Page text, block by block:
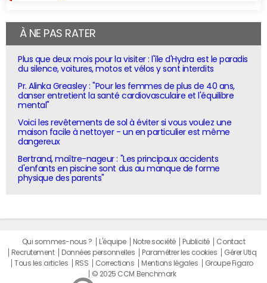
À NE PAS RATER
Plus que deux mois pour la visiter : l'île d'Hydra est le paradis
du silence, voitures, motos et vélos y sont interdits
Pr. Alinka Greasley : "Pour les femmes de plus de 40 ans,
danser entretient la santé cardiovasculaire et l'équilibre
mental"
Voici les revêtements de sol à éviter si vous voulez une
maison facile à nettoyer - un en particulier est même
dangereux
Bertrand, maître-nageur : "Les principaux accidents
d'enfants en piscine sont dus au manque de forme
physique des parents"
Qui sommes-nous ? L'équipe Notre société Publicité
Contact
Recrutement
Données personnelles Paramétrer les cookies
Gérer Utiq
Tous les articles
RSS Corrections Mentions légales
Groupe Figaro
© 2025 CCM Benchmark